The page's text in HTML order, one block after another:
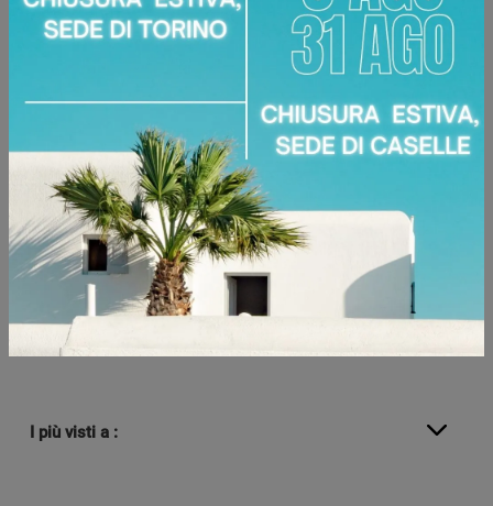
Marca
Materiale
Stile
I più visti a :